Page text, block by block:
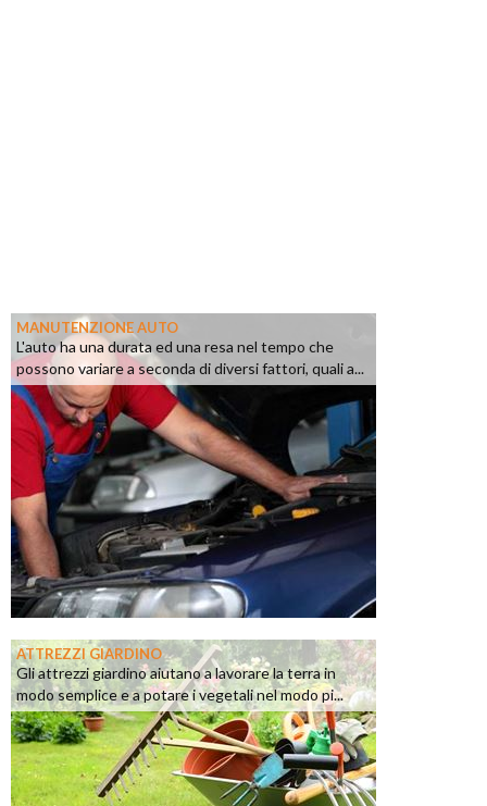
MANUTENZIONE AUTO
L'auto ha una durata ed una resa nel tempo che
possono variare a seconda di diversi fattori, quali a...
ATTREZZI GIARDINO
Gli attrezzi giardino aiutano a lavorare la terra in
modo semplice e a potare i vegetali nel modo pi...